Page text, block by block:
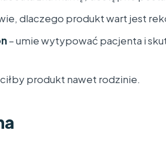
dlaczego produkt wart jest
– umie wytypować pacjenta i
produkt nawet rodzinie.